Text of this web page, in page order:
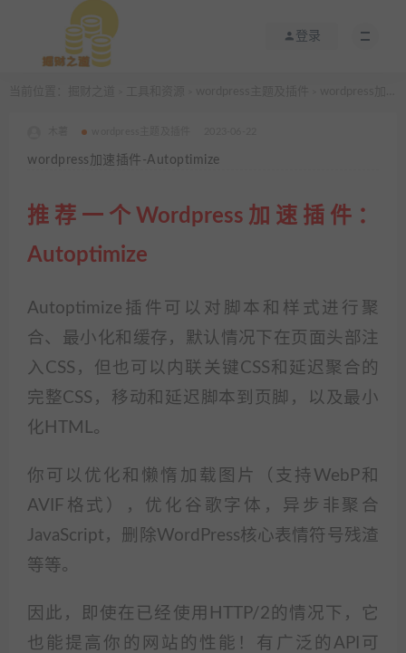
登录
wordpress加速插件-Autoptimize
推荐一个Wordpress加速插件：
Autoptimize
Autoptimize插件可以对脚本和样式进行聚
合、最小化和缓存，默认情况下在页面头部注
入CSS，但也可以内联关键CSS和延迟聚合的
完整CSS，移动和延迟脚本到页脚，以及最小
化HTML。
你可以优化和懒惰加载图片（支持WebP和
AVIF格式），优化谷歌字体，异步非聚合
JavaScript，删除WordPress核心表情符号残渣
等等。
因此，即使在已经使用HTTP/2的情况下，它
也能提高你的网站的性能！有广泛的API可